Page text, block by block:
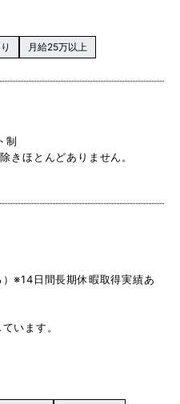
月給25万以上
制
きほとんどありません。
※14日間長期休暇取得実績あ
います。